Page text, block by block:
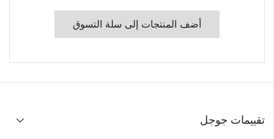
أضف المنتجات إلى سلة التسوق
تقييمات جوجل